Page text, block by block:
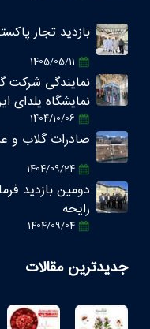
بازدید تجار
1405/05/11
نمایندگی شرکت
نمایشگاه یلدای
1404/10/06
صادرات گلاب و
1404/09/24
دومین بازدید
رایحه
1404/09/04
جدیدترین مقالات